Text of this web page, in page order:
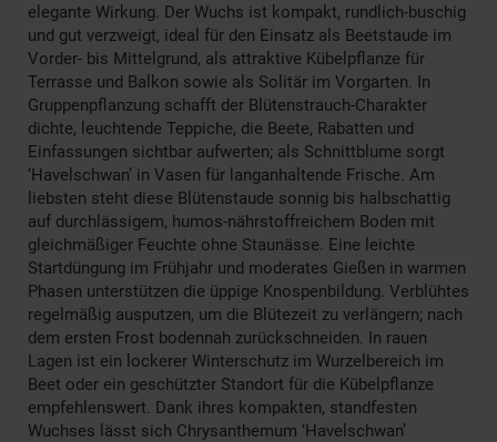
elegante Wirkung. Der Wuchs ist kompakt, rundlich-buschig
und gut verzweigt, ideal für den Einsatz als Beetstaude im
Vorder- bis Mittelgrund, als attraktive Kübelpflanze für
Terrasse und Balkon sowie als Solitär im Vorgarten. In
Gruppenpflanzung schafft der Blütenstrauch-Charakter
dichte, leuchtende Teppiche, die Beete, Rabatten und
Einfassungen sichtbar aufwerten; als Schnittblume sorgt
‘Havelschwan’ in Vasen für langanhaltende Frische. Am
liebsten steht diese Blütenstaude sonnig bis halbschattig
auf durchlässigem, humos-nährstoffreichem Boden mit
gleichmäßiger Feuchte ohne Staunässe. Eine leichte
Startdüngung im Frühjahr und moderates Gießen in warmen
Phasen unterstützen die üppige Knospenbildung. Verblühtes
regelmäßig ausputzen, um die Blütezeit zu verlängern; nach
dem ersten Frost bodennah zurückschneiden. In rauen
Lagen ist ein lockerer Winterschutz im Wurzelbereich im
Beet oder ein geschützter Standort für die Kübelpflanze
empfehlenswert. Dank ihres kompakten, standfesten
Wuchses lässt sich Chrysanthemum ‘Havelschwan’